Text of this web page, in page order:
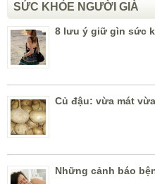
SỨC KHỎE NGƯỜI GIÀ
8 lưu ý giữ gìn sức
Củ đậu: vừa mát
Những cảnh báo